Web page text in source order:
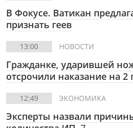
В Фокусе. Ватикан
признать геев
13:00 НОВОСТИ
Гражданке, ударившей
отсрочили наказание на 2
12:49 ЭКОНОМИКА
Эксперты назвали